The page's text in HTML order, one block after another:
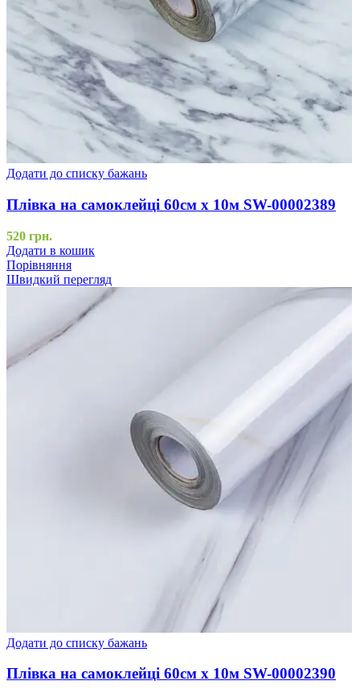
Додати до списку бажань
Плівка на самоклейці 60см х 10м SW-00002389
520 грн.
Додати в кошик
Порівняння
Швидкий перегляд
Додати до списку бажань
Плівка на самоклейці 60см х 10м SW-00002390